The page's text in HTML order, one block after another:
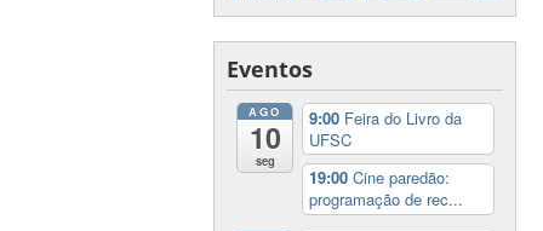
Eventos
AGO
10
seg
9:00 Feira do Livro da
UFSC
19:00Cine paredão:
programação de rec...